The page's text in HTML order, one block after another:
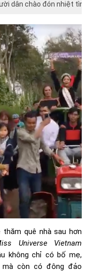
dân chào đón nhiệt tình.
thăm quê nhà sau hơn
Universe Vietnam
không chỉ có bố mẹ,
mà còn có đông đảo